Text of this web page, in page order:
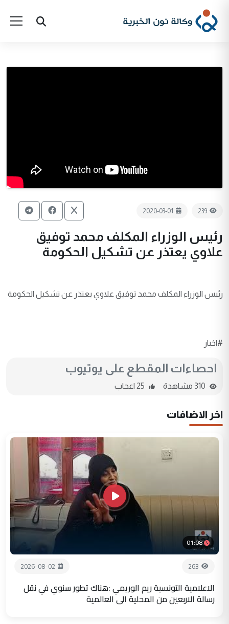
239
2020-03-01
رئيس الوزراء المكلف محمد توفيق
علاوي يعتذر عن تشكيل الحكومة
رئيس الوزراء المكلف محمد توفيق علاوي يعتذر عن تشكيل الحكومة
#اخبار
احصاءات المقطع على يوتيوب
اخر الاضافات
01:08
263
2026-08-02
الاعلامية التونسية ريم الوريمي :هناك تطور سنوي في نقل
رسالة الاربعين من المحلية الى العالمية